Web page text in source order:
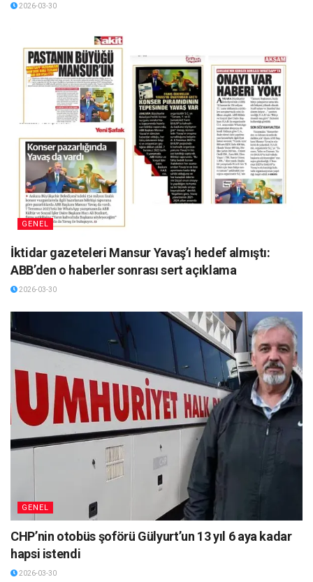
2026-03-30
GENEL
İktidar gazeteleri Mansur Yavaş’ı hedef almıştı:
ABB’den o haberler sonrası sert açıklama
2026-03-30
GENEL
CHP’nin otobüs şoförü Gülyurt’un 13 yıl 6 aya kadar
hapsi istendi
2026-03-30